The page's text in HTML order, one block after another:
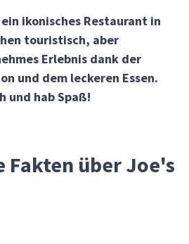
ikonisches Restaurant in
touristisch, aber
Erlebnis dank der
und dem leckeren Essen.
und hab Spaß!
Fakten über Joe's